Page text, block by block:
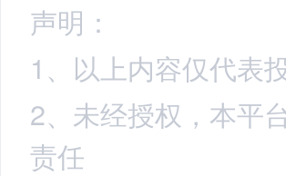
声明：
1、以上内容仅代表
2、未经授权，本平
责任